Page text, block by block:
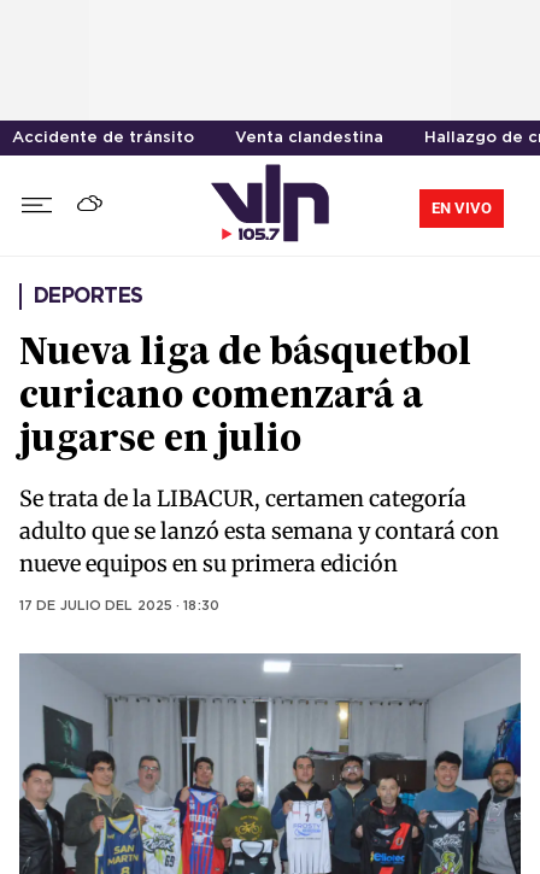
Accidente de tránsito Venta clandestina Hallazgo de
EN VIVO
DEPORTES
Nueva liga de básquetbol
curicano comenzará a
jugarse en julio
Se trata de la LIBACUR, certamen categoría
adulto que se lanzó esta semana y contará con
nueve equipos en su primera edición
17 DE JULIO DEL 2025 · 18:30